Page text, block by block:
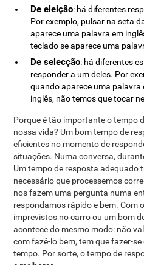
De eleição: há diferentes
Por exemplo, pulsar na seta
aparece uma palavra em
teclado se aparece uma
De selecção: há diferentes
responder a um deles. Por
quando aparece uma palavra
inglês, não temos que tocar
Porque é tão importante o tempo
nossa vida? Um bom tempo de
eficientes no momento de
situações. Numa conversa,
Um tempo de resposta adequado
necessário que processemos
nos fazem uma pergunta numa
respondamos rápido e bem. Com
imprevistos no carro ou um bom
acontece do mesmo modo: não
com fazê-lo bem, tem que fazer-
tempo. Por sorte, o tempo de